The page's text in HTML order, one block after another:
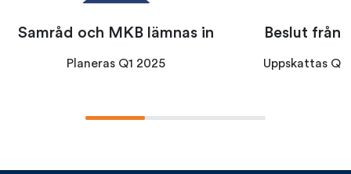
Samråd och MKB lämnas in
Planeras Q1 2025
Beslut från
Uppskattas